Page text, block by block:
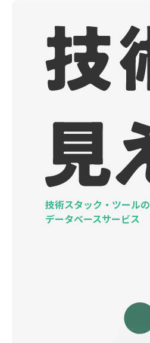
技術スタック・ツールの
データベースサービス